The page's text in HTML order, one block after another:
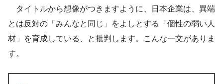
タイトルから想像がつきますように、日本企業は、異端
とは反対の「みんなと同じ」をよしとする「個性の弱い人
材」を育成している、と批判します。こんな一文がありま
す。